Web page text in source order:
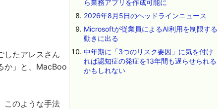
したアレスさん
か」と、MacBoo
このような手法
ら業務アプリを作成可能に
2026年8月5日のヘッドラインニュース
Microsoftが従業員によるAI利用を制限する
動きに出る
中年期に「3つのリスク要因」に気を付け
れば認知症の発症を13年間も遅らせられる
かもしれない